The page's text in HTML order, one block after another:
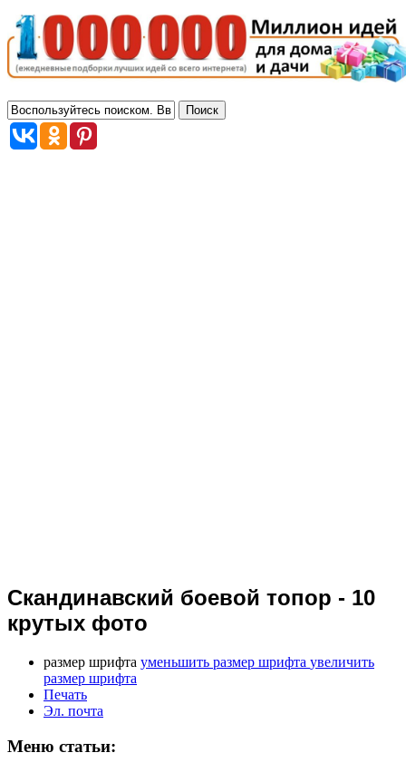
Скандинавский боевой топор - 10
крутых фото
размер шрифта уменьшить размер шрифта увеличить
размер шрифта
Печать
Эл. почта
Меню статьи: